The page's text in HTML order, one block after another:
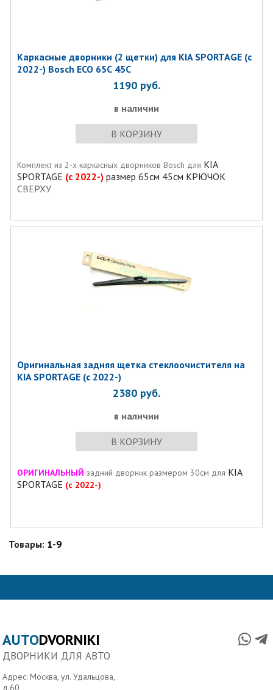
Каркасные дворники (2 щетки) для KIA SPORTAGE (с
2022-) Bosch ECO 65С 45С
1190 руб.
в наличии
В КОРЗИНУ
Комплект из 2-х каркасных дворников Bosch для KIA
SPORTAGE (с 2022-)размер 65см 45см КРЮЧОК
СВЕРХУ
Оригинальная задняя щетка стеклоочистителя на
KIA SPORTAGE (с 2022-)
2380 руб.
в наличии
В КОРЗИНУ
ОРИГИНАЛЬНЫЙ задний дворник размером 30см для KIA
SPORTAGE (с 2022-)
Товары: 1-9
AUTODVORNIKI
ДВОРНИКИ ДЛЯ АВТО
Адрес: Москва, ул. Удальцова,
д.60